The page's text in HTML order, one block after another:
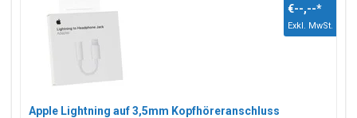
Apple Lightning auf 3,5mm Kopfhöreranschluss
€--,--*
Exkl. MwSt.